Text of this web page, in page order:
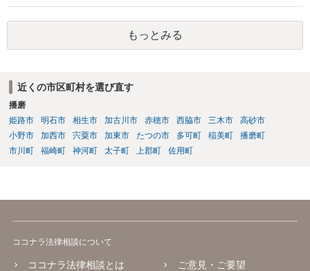
もっとみる
近くの市区町村を選び直す
播磨
姫路市
明石市 相生市 加古川市 赤穂市 西脇市 三木市
高砂市
小野市
加西市 宍粟市 加東市 たつの市 多可町 稲美町
播磨町
市川町
福崎町 神河町 太子町 上郡町 佐用町
ココナラ法律相談について
ココナラ法律相談とは ご意見・ご要望